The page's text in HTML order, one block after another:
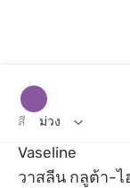
Vaseline
วาสลีน กลูต้า-ไ
สี ม่วง